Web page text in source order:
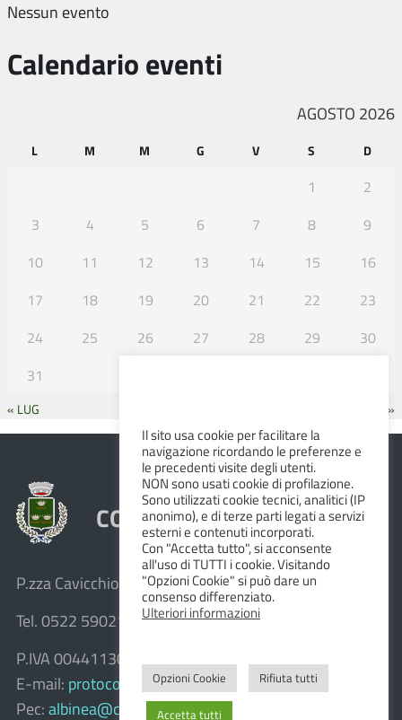
Nessun evento
Calendario eventi
AGOSTO 2026
L M M G V S D
1
2
3
4 5 6 7 8
9
10
11 12 13 14 15
16
17
18 19 20 21 22
23
24
25 26 27 28 29
30
31
« LUG SET »
COMUNE DI ALBINEA
P.zza Cavicchioni, 8 – 42020 Albinea (R.E.)
Tel. 0522 590211 – Fax 0522 590236
P.IVA 00441130358
E-mail: protocollo@comune.albinea.re.it
Pec: albinea@cert.provincia.re.it
Il sito usa cookie per facilitare la
navigazione ricordando le preferenze e
le precedenti visite degli utenti.
NON sono usati cookie di profilazione.
Sono utilizzati cookie tecnici, analitici (IP
anonimo), e di terze parti legati a servizi
esterni e contenuti incorporati.
Con "Accetta tutto", si acconsente
all'uso di TUTTI i cookie. Visitando
"Opzioni Cookie" si può dare un
consenso differenziato.
Ulteriori informazioni
Opzioni Cookie Rifiuta tutti
Accetta tutti